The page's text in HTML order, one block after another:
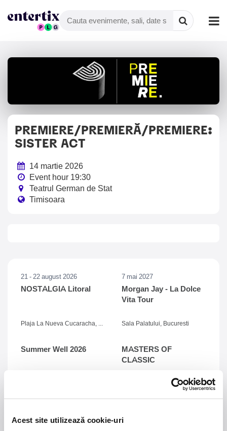
Acest site utilizează cookie-uri
PREMIERE/PREMIERĂ/PREMIERE:
SISTER ACT
14 martie 2026
Event hour 19:30
Teatrul German de Stat
Timisoara
21 - 22 august 2026
NOSTALGIA Litoral
7 mai 2027
Morgan Jay - La Dolce
Vita Tour
Sala Palatului, Bucuresti
Summer Well 2026
MASTERS OF
CLASSIC
Trends
1. Blackbriar - A Thousand Little Deaths Tour